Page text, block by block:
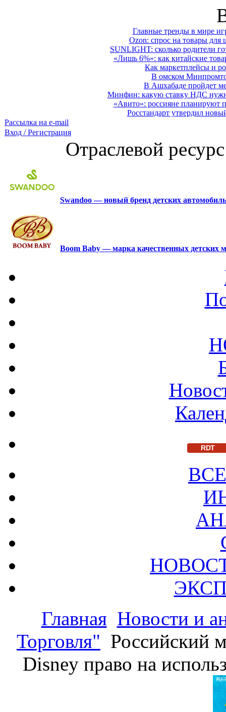
Главные тренды в мире
Ozon: спрос на товары для
SUNLIGHT: сколько родители
«Лишь 6%»: как китайские
Как маркетплейсы и
В омском
В Ашхабаде пройдет
Минфин: какую ставку НДС
«Авито»: россияне планируют
Росстандарт утвердил
Рассылка на e-mail
Вход / Регистрация
Отраслевой
Swandoo — новый бренд детских
Boom Baby — марка качественных детских
RDT
Главная Новости и
Торговля" Российский
Disney право на